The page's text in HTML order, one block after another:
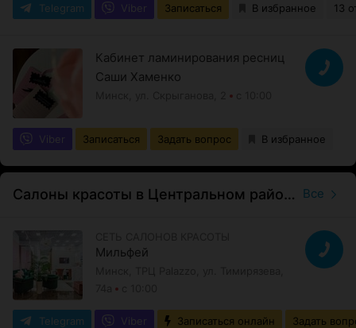
Telegram Viber Записаться В избранное 13
Кабинет ламинирования ресниц
Саши Хаменко
Viber Записаться Задать вопрос В избранное
Салоны красоты в Центральном районе Все
Мильфей
Telegram Viber Записаться онлайн Задать